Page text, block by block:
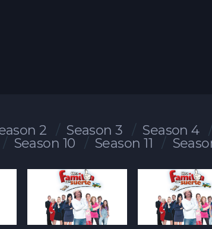
2 Season 3 Season 4
Season 10 Season 11